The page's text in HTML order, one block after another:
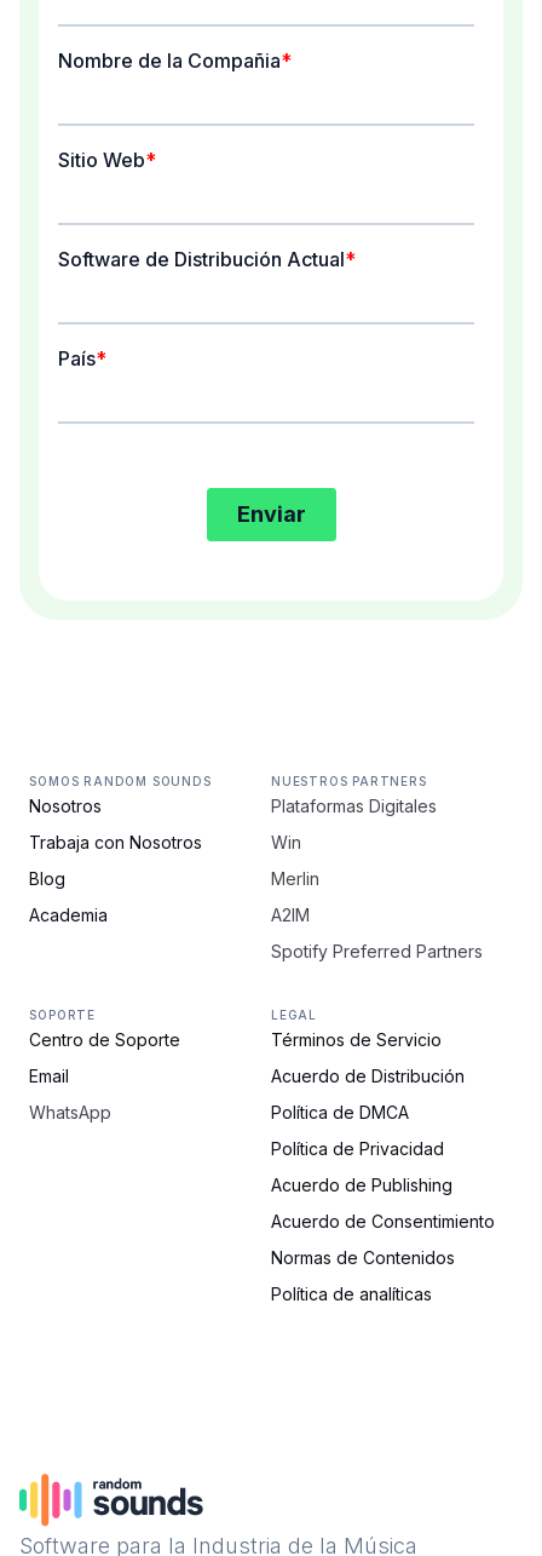
SOMOS RANDOM SOUNDS
Nosotros
Trabaja con Nosotros
Blog
Academia
NUESTROS PARTNERS
Plataformas Digitales
Win
Merlin
A2IM
Spotify Preferred Partners
SOPORTE
Centro de Soporte
Email
WhatsApp
LEGAL
Términos de Servicio
Acuerdo de Distribución
Política de DMCA
Política de Privacidad
Acuerdo de Publishing
Acuerdo de Consentimiento
Normas de Contenidos
Política de analíticas
Software para la Industria de la Música